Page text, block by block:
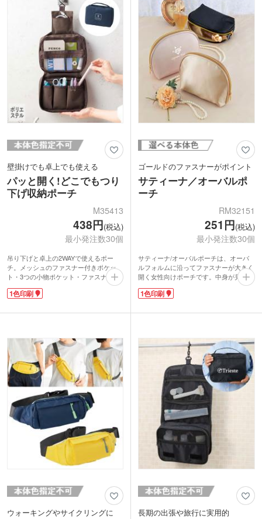
壁掛けでも卓上でも使える
パッと開く!どこでもつり
下げ収納ポーチ
M35413
438円(税込)
最小発注数30個
吊り下げと卓上の2WAYで使えるポー
チ。メッシュのファスナー付きポケッ
ト・3つの小物ポケット・ファスナー付
きのミニポケットと仕分けに大変便利で
す！開くと吊り下げ用フックが出てき
レストなどにも掛けられます。中身が外
す。コスメや文具、様々な小物の収納に
お使いいただけます。
1色印刷
ゴールドのファスナーがポイント
サティーナ／オーバルポ
ーチ
RM32151
251円(税込)
最小発注数30個
サティーナ/オーバルポーチは、オーバ
ルフォルムに沿ってファスナーが大きく
開く女性向けポーチです。中身が見やす
く収納しやすいです。1色の名入れがで
きます。
ーチが見えると、さりげなく女子力をア
るとよろこばれる商品。スタイリッシュ
ブラック・パールピンク・シャンパンゴ
ールド3色からお選びいただけます。
1色印刷
ウォーキングやサイクリングに 長期の出張や旅行に実用的